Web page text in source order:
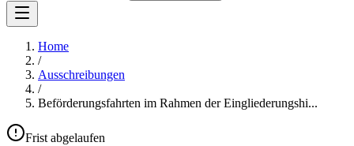
Home
/
Ausschreibungen
/
Beförderungsfahrten im Rahmen der Eingliederungshi...
Frist abgelaufen